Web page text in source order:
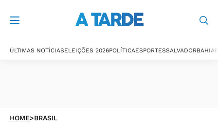
ÚLTIMAS NOTÍCIASELEIÇÕES 2026POLÍTICAESPORTESSALVADORBAHIA
HOME>BRASIL